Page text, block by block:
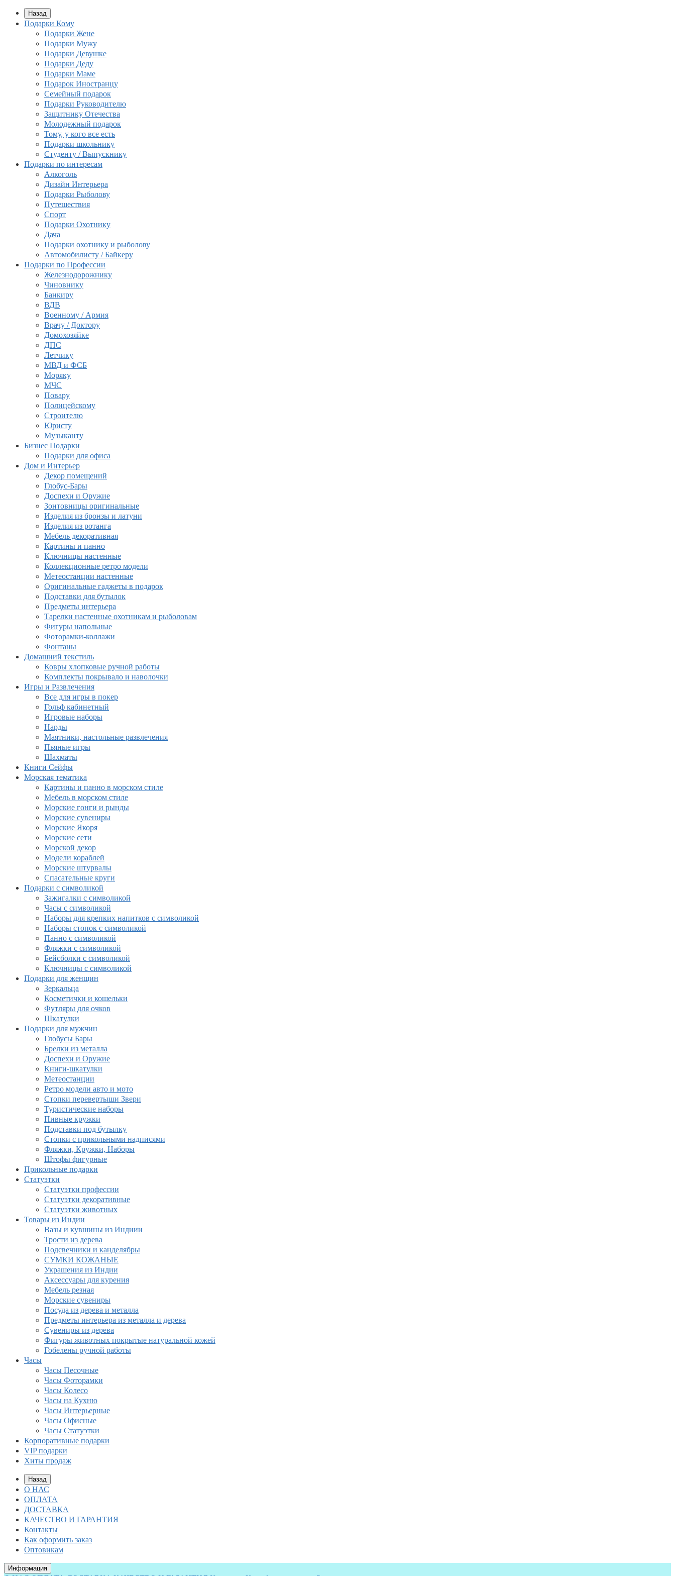
Назад
Подарки Кому
Подарки Жене
Подарки Мужу
Подарки Девушке
Подарки Деду
Подарки Маме
Подарок Иностранцу
Семейный подарок
Подарки Руководителю
Защитнику Отечества
Молодежный подарок
Тому, у кого все есть
Подарки школьнику
Студенту / Выпускнику
Подарки по интересам
Алкоголь
Дизайн Интерьера
Подарки Рыболову
Путешествия
Спорт
Подарки Охотнику
Дача
Подарки охотнику и рыболову
Автомобилисту / Байкеру
Подарки по Профессии
Железнодорожнику
Чиновнику
Банкиру
ВДВ
Военному / Армия
Врачу / Доктору
Домохозяйке
ДПС
Летчику
МВД и ФСБ
Моряку
МЧС
Повару
Полицейскому
Строителю
Юристу
Музыканту
Бизнес Подарки
Подарки для офиса
Дом и Интерьер
Декор помещений
Глобус-Бары
Доспехи и Оружие
Зонтовницы оригинальные
Изделия из бронзы и латуни
Изделия из ротанга
Мебель декоративная
Картины и панно
Ключницы настенные
Коллекционные ретро модели
Метеостанции настенные
Оригинальные гаджеты в подарок
Подставки для бутылок
Предметы интерьера
Тарелки настенные охотникам и рыболовам
Фигуры напольные
Фоторамки-коллажи
Фонтаны
Домашний текстиль
Ковры хлопковые ручной работы
Комплекты покрывало и наволочки
Игры и Развлечения
Все для игры в покер
Гольф кабинетный
Игровые наборы
Нарды
Маятники, настольные развлечения
Пьяные игры
Шахматы
Книги Сейфы
Морская тематика
Картины и панно в морском стиле
Мебель в морском стиле
Морские гонги и рынды
Морские сувениры
Морские Якоря
Морские сети
Морской декор
Модели кораблей
Морские штурвалы
Спасательные круги
Подарки с символикой
Зажигалки с символикой
Часы с символикой
Наборы для крепких напитков с символикой
Наборы стопок с символикой
Панно с символикой
Фляжки с символикой
Бейсболки с символикой
Ключницы с символикой
Подарки для женщин
Зеркальца
Косметички и кошельки
Футляры для очков
Шкатулки
Подарки для мужчин
Глобусы Бары
Брелки из металла
Доспехи и Оружие
Книги-шкатулки
Метеостанции
Ретро модели авто и мото
Стопки перевертыши Звери
Туристические наборы
Пивные кружки
Подставки под бутылку
Стопки с прикольными надписями
Фляжки, Кружки, Наборы
Штофы фигурные
Прикольные подарки
Статуэтки
Статуэтки профессии
Статуэтки декоративные
Статуэтки животных
Товары из Индии
Вазы и кувшины из Индиии
Трости из дерева
Подсвечники и канделябры
СУМКИ КОЖАНЫЕ
Украшения из Индии
Аксессуары для курения
Мебель резная
Морские сувениры
Посуда из дерева и металла
Предметы интерьера из металла и дерева
Сувениры из дерева
Фигуры животных покрытые натуральной кожей
Гобелены ручной работы
Часы
Часы Песочные
Часы Фоторамки
Часы Колесо
Часы на Кухню
Часы Интерьерные
Часы Офисные
Часы Статуэтки
Корпоративные подарки
VIP подарки
Хиты продаж
Назад
О НАС
ОПЛАТА
ДОСТАВКА
КАЧЕСТВО И ГАРАНТИЯ
Контакты
Как оформить заказ
Оптовикам
Информация